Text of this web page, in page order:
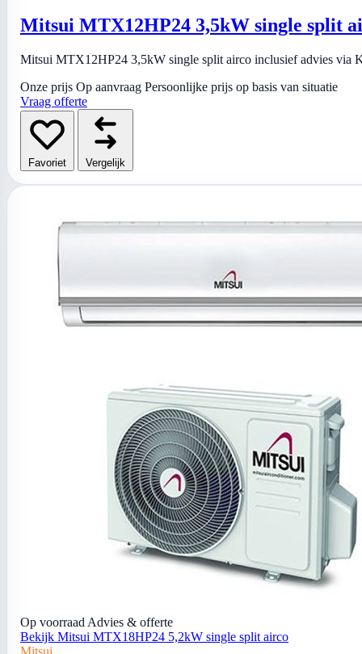
Mitsui MTX12HP24 3,5kW single split
Mitsui MTX12HP24 3,5kW single split airco inclusief advies via
Onze prijs Op aanvraag Persoonlijke prijs op basis van situatie
Vraag offerte
Favoriet Vergelijk
Op voorraad Advies & offerte
Bekijk Mitsui MTX18HP24 5,2kW single split airco
Mitsui